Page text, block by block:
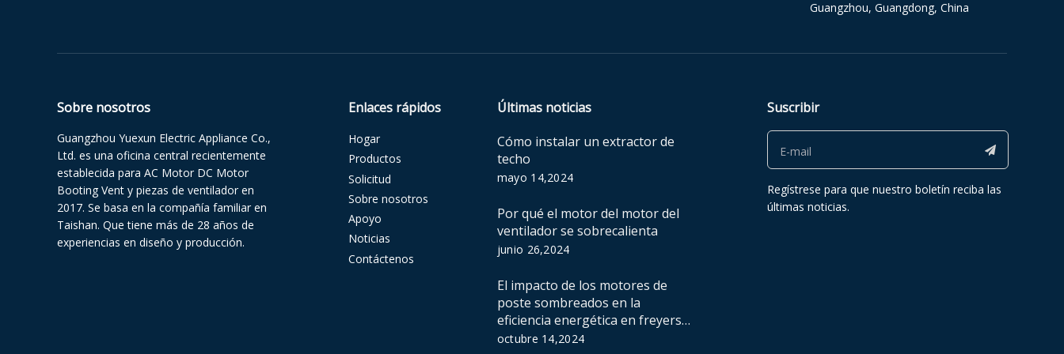
Guangzhou, Guangdong, China
Sobre nosotros
Guangzhou Yuexun Electric Appliance Co.,
Ltd. es una oficina central recientemente
establecida para AC Motor DC Motor
Booting Vent y piezas de ventilador en
2017. Se basa en la compañía familiar en
Taishan. Que tiene más de 28 años de
experiencias en diseño y producción.
Enlaces rápidos
Hogar
Productos
Solicitud
Sobre nosotros
Apoyo
Noticias
Contáctenos
Últimas noticias
Cómo instalar un extractor de
techo
mayo 14,2024
Por qué el motor del motor del
ventilador se sobrecalienta
junio 26,2024
El impacto de los motores de
poste sombreados en la
eficiencia energética en freyers
de aire
octubre 14,2024
Suscribir
Regístrese para que nuestro boletín reciba las
últimas noticias.